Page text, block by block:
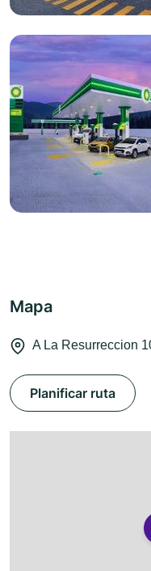
Mapa
A La Resurreccion
Planificar ruta